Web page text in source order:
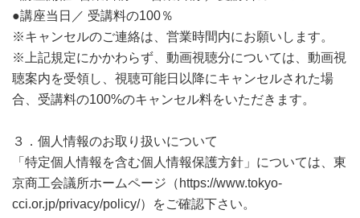
●講座当日／ 受講料の100％
※キャンセルのご連絡は、営業時間内にお願いします。
※上記規定にかかわらず、動画視聴分については、動画視
聴案内を受領し、視聴可能日以降にキャンセルされた場
合、受講料の100%のキャンセル料をいただきます。
３．個人情報のお取り扱いについて
「特定個人情報を含む個人情報保護方針」については、東
京商工会議所ホームページ（https://www.tokyo-
cci.or.jp/privacy/policy/）をご確認下さい。